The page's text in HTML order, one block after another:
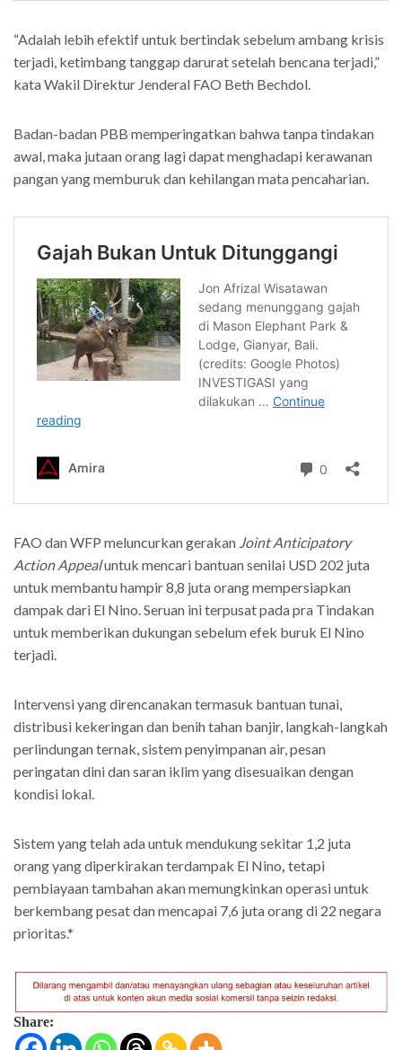
“Adalah lebih efektif untuk bertindak sebelum ambang krisis
terjadi, ketimbang tanggap darurat setelah bencana terjadi,”
kata Wakil Direktur Jenderal FAO Beth Bechdol.
Badan-badan PBB memperingatkan bahwa tanpa tindakan
awal, maka jutaan orang lagi dapat menghadapi kerawanan
pangan yang memburuk dan kehilangan mata pencaharian.
FAO dan WFP meluncurkan gerakan Joint Anticipatory
Action Appealuntuk mencari bantuan senilai USD 202 juta
untuk membantu hampir 8,8 juta orang mempersiapkan
dampak dari El Nino. Seruan ini terpusat pada pra Tindakan
untuk memberikan dukungan sebelum efek buruk El Nino
terjadi.
Intervensi yang direncanakan termasuk bantuan tunai,
distribusi kekeringan dan benih tahan banjir, langkah-langkah
perlindungan ternak, sistem penyimpanan air, pesan
peringatan dini dan saran iklim yang disesuaikan dengan
kondisi lokal.
Sistem yang telah ada untuk mendukung sekitar 1,2 juta
orang yang diperkirakan terdampak El Nino, tetapi
pembiayaan tambahan akan memungkinkan operasi untuk
berkembang pesat dan mencapai 7,6 juta orang di 22 negara
prioritas.*
Share: